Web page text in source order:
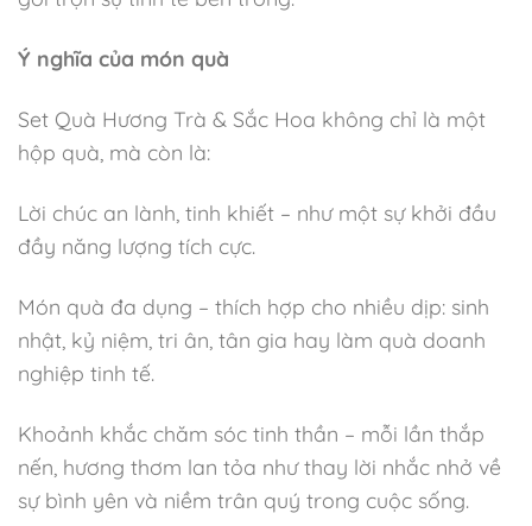
Ý nghĩa của món quà
Set Quà Hương Trà & Sắc Hoa không chỉ là một
hộp quà, mà còn là:
Lời chúc an lành, tinh khiết – như một sự khởi đầu
đầy năng lượng tích cực.
Món quà đa dụng – thích hợp cho nhiều dịp: sinh
nhật, kỷ niệm, tri ân, tân gia hay làm quà doanh
nghiệp tinh tế.
Khoảnh khắc chăm sóc tinh thần – mỗi lần thắp
nến, hương thơm lan tỏa như thay lời nhắc nhở về
sự bình yên và niềm trân quý trong cuộc sống.